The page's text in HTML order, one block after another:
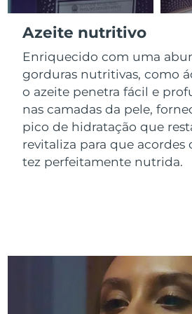
Azeite nutritivo
Enriquecido com uma
gorduras nutritivas, como
o azeite penetra fácil e
nas camadas da pele,
pico de hidratação que
revitaliza para que acordes
tez perfeitamente nutrida.
Luxemburgo
China
Malásia
Malta
México
Nova Zelândia